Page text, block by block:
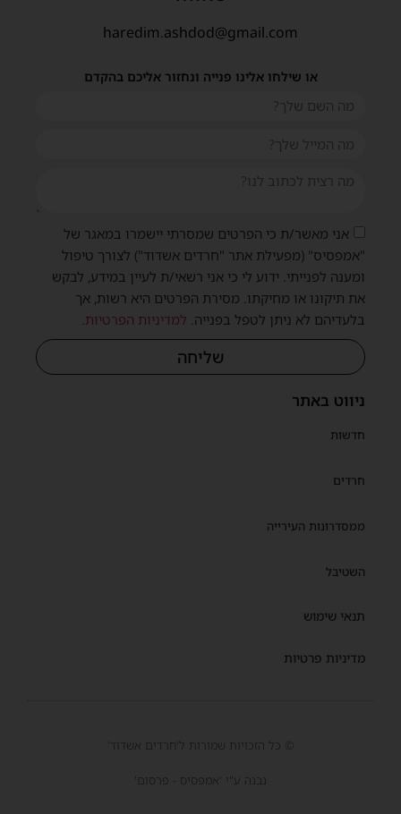
ניווט באתר
חדשות
חרדים
ממסדרונות העירייה
השטיבל
תנאי שימוש
מדיניות פרטיות
haredim.ashdod@gmail.com
או שילחו אלינו פנייה ונחזור אליכם בהקדם
אני מאשר/ת כי הפרטים שמסרתי יישמרו במאגר של
"אמפסיס" (מפעילת אתר "חרדים אשדוד") לצורך טיפול
ומענה לפנייתי. ידוע לי כי אני רשאי/ת לעיין במידע, לבקש
את תיקונו או מחיקתו. מסירת הפרטים היא רשות, אך
בלעדיהם לא ניתן לטפל בפנייה. למדיניות הפרטיות.
שליחה
© כל הזכויות שמורות ל'חרדים אשדוד'
נבנה ע"י 'אמפסיס - פרסום'